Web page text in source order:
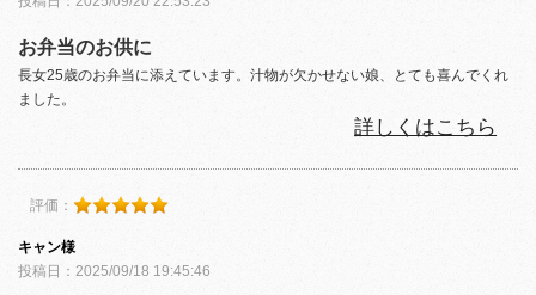
お弁当のお供に
長女25歳のお弁当に添えています。汁物が欠かせない娘、とても喜んでくれ
ました。
詳しくはこちら
評価：
キャン様
投稿日：2025/09/18 19:45:46